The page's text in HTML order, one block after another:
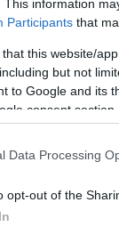
This information
Participants that
this website/
but not
to Google and its
consent section.
Data Processing
opt-out of the
garantir la
un processus
pour les
aux